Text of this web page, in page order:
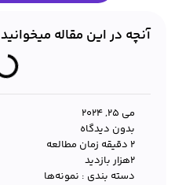
آنچه در این مقاله میخوانید
می 25, 2024
بدون دیدگاه
2 دقیقه زمان مطالعه
۲هزار بازدید
دسته بندی : نمونه‌ها